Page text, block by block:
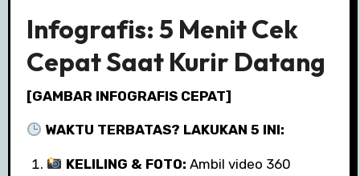
Infografis: 5 Menit Cek
Cepat Saat Kurir Datang
[GAMBAR INFOGRAFIS CEPAT]
WAKTU TERBATAS? LAKUKAN 5 INI:
KELILING & FOTO: Ambil video 360